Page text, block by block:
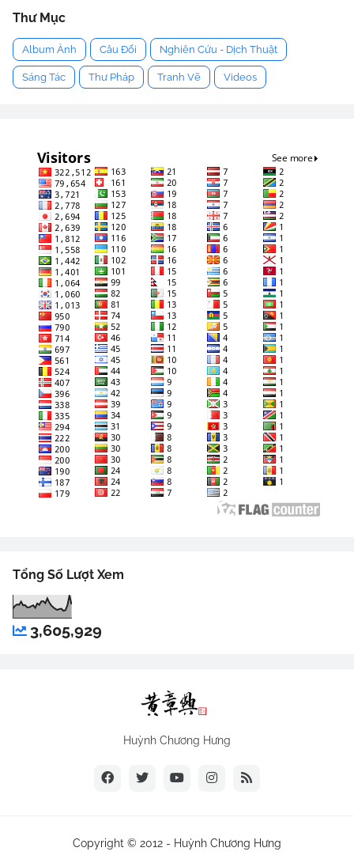
Thư Mục
Album Ảnh Câu Đối Nghiên Cứu - Dịch Thuật
Sáng Tác Thư Pháp Tranh Vẽ Videos
Tổng Số Lượt Xem
3,605,929
Huỳnh Chương Hưng
Copyright © 2012 - Huỳnh Chương Hưng